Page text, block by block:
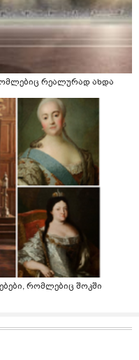
რეალურად ახდა
რომლებიც შოკში